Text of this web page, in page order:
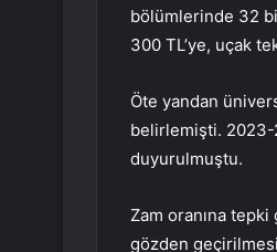
bölümlerinde 32
300 TL’ye, uçak
Öte yandan
belirlemişti. 2023-
duyurulmuştu.
Zam oranına
gözden